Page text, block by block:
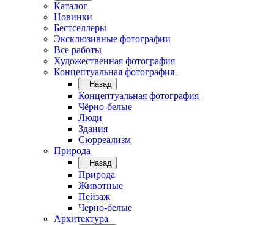
Каталог
Новинки
Бестселлеры
Эксклюзивные фотографии
Все работы
Художественная фотография
Концептуальная фотография
Назад
Концептуальная фотография
Чёрно-белые
Люди
Здания
Сюрреализм
Природа
Назад
Природа
Животные
Пейзаж
Черно-белые
Архитектура